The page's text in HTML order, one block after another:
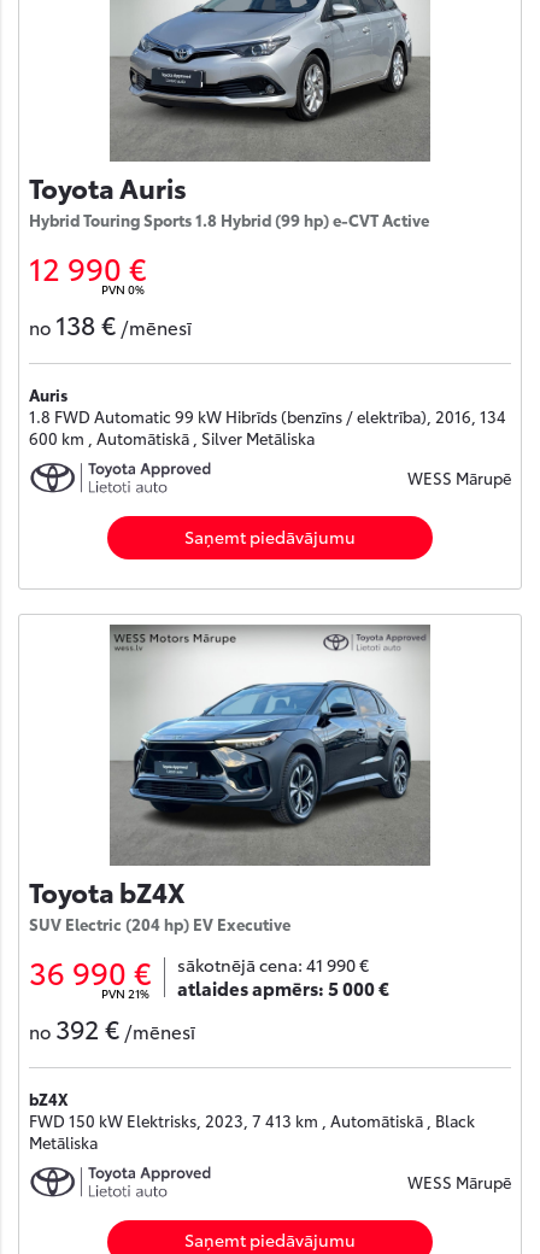
Toyota Auris
Hybrid Touring Sports 1.8 Hybrid (99 hp) e-CVT Active
12 990 €
PVN 0%
no 138 € /mēnesī
Auris
1.8 FWD Automatic 99 kW Hibrīds (benzīns / elektrība), 2016, 134
600 km , Automātiskā , Silver Metāliska
WESS Mārupē
Saņemt piedāvājumu
Toyota bZ4X
SUV Electric (204 hp) EV Executive
36 990 €
PVN 21%
sākotnējā cena: 41 990 €
atlaides apmērs:5 000 €
no 392 € /mēnesī
bZ4X
FWD 150 kW Elektrisks, 2023, 7 413 km , Automātiskā , Black
Metāliska
WESS Mārupē
Saņemt piedāvājumu